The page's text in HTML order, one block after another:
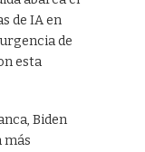
de IA en
de
esta
Biden
más